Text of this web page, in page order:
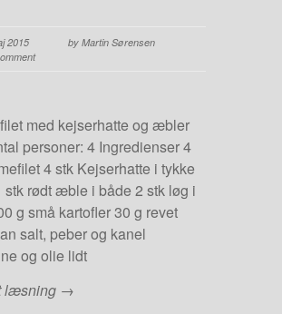
2015
by Martin Sørensen
med kejserhatte og æbler
personer: 4 Ingredienser 4
4 stk Kejserhatte i tykke
stk rødt æble i både 2 stk løg i
g små kartofler 30 g revet
salt, peber og kanel
og olie lidt
læsning →